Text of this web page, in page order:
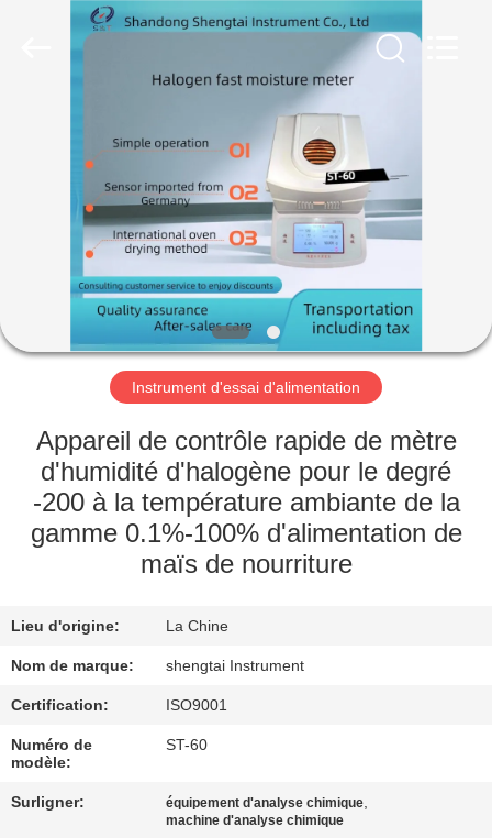
PRODUITS
SUJET
DE
NOUS
VISITE
D'USINE
CONTRÔLE
CONTACTEZ-
NOUS
Instrument d'essai d'alimentation
Appareil de contrôle rapide de mètre
d'humidité d'halogène pour le degré
-200 à la température ambiante de la
gamme 0.1%-100% d'alimentation de
maïs de nourriture
Lieu d'origine: La Chine
Nom de marque: shengtai Instrument
Certification: ISO9001
Numéro de
modèle:
ST-60
Surligner: équipement d'analyse chimique,
machine d'analyse chimique